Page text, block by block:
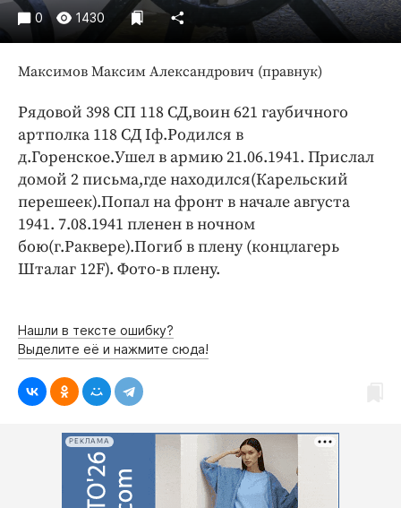
Бренд года
Работодатель года
0 1430
Максимов Максим Александрович (правнук)
Рядовой 398 СП 118 СД,воин 621 гаубичного
артполка 118 СД Iф.Родился в
д.Горенское.Ушел в армию 21.06.1941. Прислал
домой 2 письма,где находился(Карельский
перешеек).Попал на фронт в начале августа
1941. 7.08.1941 пленен в ночном
бою(г.Раквере).Погиб в плену (концлагерь
Шталаг 12F). Фото-в плену.
Нашли в тексте ошибку?
Выделите её и нажмите сюда!
РЕКЛАМА